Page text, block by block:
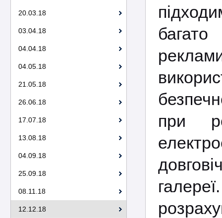
20.03.18
03.04.18
04.04.18
04.05.18
21.05.18
26.06.18
17.07.18
13.08.18
04.09.18
25.09.18
08.11.18
12.12.18
при